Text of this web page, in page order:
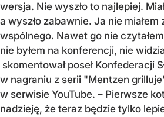
wersja. Nie wyszło to najlepiej.
a wyszło zabawnie. Ja nie
wspólnego. Nawet go nie
nie byłem na konferencji, nie
skomentował poseł Konfederacji
w nagraniu z serii "Mentzen
w serwisie YouTube. – Pierwsze
nadzieję, że teraz będzie tylko